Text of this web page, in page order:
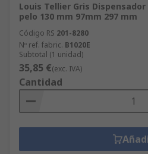
Louis Tellier Gris
pelo 130 mm 97mm 297 mm
Código RS 201-8280
Nº ref. fabric. B1020E
Subtotal (1 unidad)
35,85 €(exc. IVA)
Cantidad